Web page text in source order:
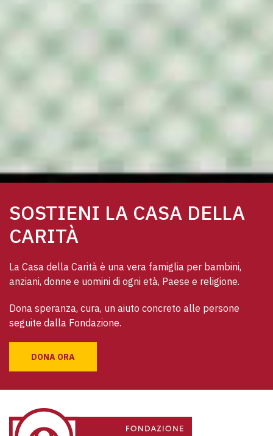
SOSTIENI LA CASA DELLA
CARITÀ
La Casa della Carità è una vera famiglia per bambini,
anziani, donne e uomini di ogni età, Paese e religione.
Dona speranza, cura, un aiuto concreto alle persone
seguite dalla Fondazione.
DONA ORA